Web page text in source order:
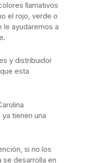
llamativos
el rojo, verde o
le ayudaremos a
y distribuidor
esta
tienen una
si no los
se desarrolla en